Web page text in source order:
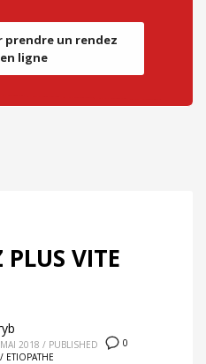
prendre un rendez
ligne
PLUS VITE
0
2018 / PUBLISHED
ETIOPATHE